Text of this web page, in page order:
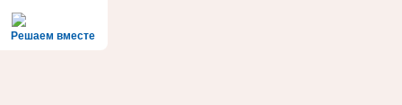
Решаем вместе